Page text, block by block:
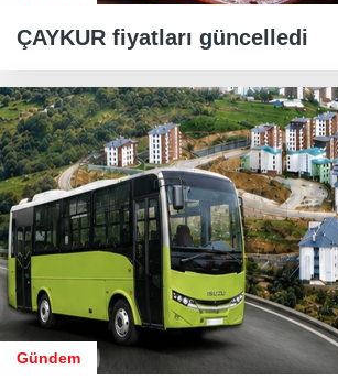
ÇAYKUR fiyatları güncelledi
Gündem